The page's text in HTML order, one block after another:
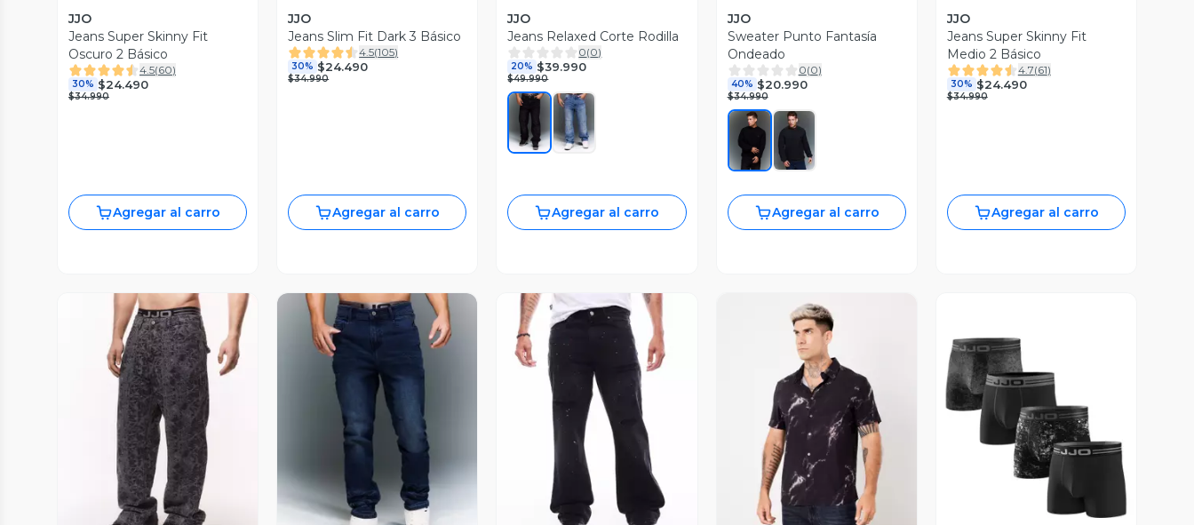
JJO
Jeans Super Skinny Fit
Oscuro 2 Básico
4.5(60)
30% $24.490
$34.990
Agregar al carro
JJO
Jeans Slim Fit Dark 3 Básico
4.5(105)
30% $24.490
$34.990
Agregar al carro
JJO
Jeans Relaxed Corte Rodilla
0(0)
20% $39.990
$49.990
Agregar al carro
JJO
Sweater Punto Fantasía
Ondeado
0(0)
40% $20.990
$34.990
Agregar al carro
JJO
Jeans Super Skinny Fit
Medio 2 Básico
4.7(61)
30% $24.490
$34.990
Agregar al carro
Vista Previa Vista Previa Vista Previa Vista Previa Vista Previa